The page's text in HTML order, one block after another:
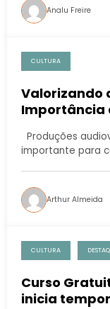
Analu Freire
CULTURA
Valorizando
Importância
Produções
importante para
Arthur Almeida
CULTURA
Curso
inicia